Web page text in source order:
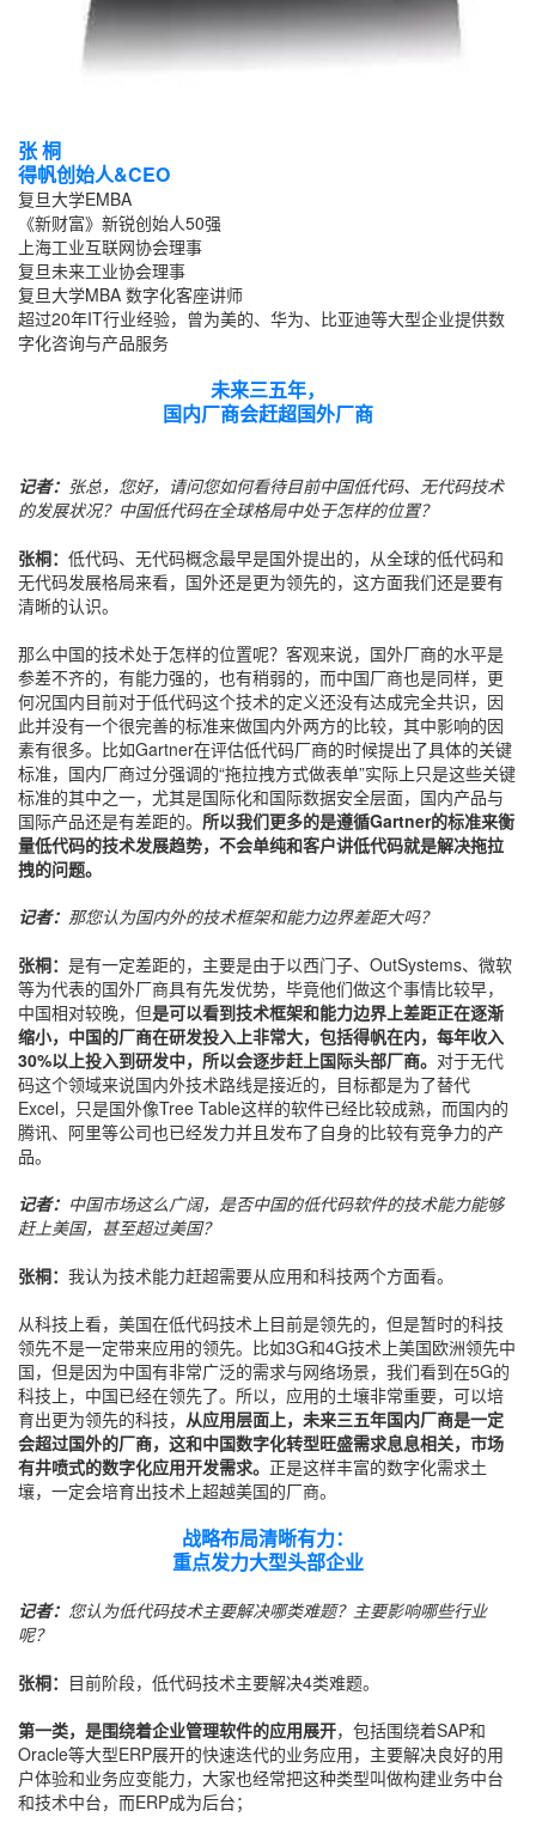
张 桐
得帆创始人&CEO
复旦大学EMBA
《新财富》新锐创始人50强
上海工业互联网协会理事
复旦未来工业协会理事
复旦大学MBA 数字化客座讲师
超过20年IT行业经验，曾为美的、华为、比亚迪等大型企业提供数
字化咨询与产品服务
未来三五年，
国内厂商会赶超国外厂商
记者： 张总，您好，请问您如何看待目前中国低代码、无代码技术
的发展状况？中国低代码在全球格局中处于怎样的位置？
张桐： 低代码、无代码概念最早是国外提出的，从全球的低代码和
无代码发展格局来看，国外还是更为领先的，这方面我们还是要有
清晰的认识。
那么中国的技术处于怎样的位置呢？客观来说，国外厂商的水平是
参差不齐的，有能力强的，也有稍弱的，而中国厂商也是同样，更
何况国内目前对于低代码这个技术的定义还没有达成完全共识，因
此并没有一个很完善的标准来做国内外两方的比较，其中影响的因
素有很多。比如Gartner在评估低代码厂商的时候提出了具体的关键
标准，国内厂商过分强调的“拖拉拽方式做表单”实际上只是这些关键
标准的其中之一，尤其是国际化和国际数据安全层面，国内产品与
国际产品还是有差距的。 所以我们更多的是遵循Gartner的标准来衡
量低代码的技术发展趋势，不会单纯和客户讲低代码就是解决拖拉
拽的问题。
记者： 那您认为国内外的技术框架和能力边界差距大吗？
张桐： 是有一定差距的，主要是由于以西门子、OutSystems、微软
等为代表的国外厂商具有先发优势，毕竟他们做这个事情比较早，
中国相对较晚，但是可以看到技术框架和能力边界上差距正在逐渐
缩小，中国的厂商在研发投入上非常大，包括得帆在内，每年收入
30%以上投入到研发中，所以会逐步赶上国际头部厂商。 对于无代
码这个领域来说国内外技术路线是接近的，目标都是为了替代
Excel，只是国外像Tree Table这样的软件已经比较成熟，而国内的
腾讯、阿里等公司也已经发力并且发布了自身的比较有竞争力的产
品。
记者： 中国市场这么广阔，是否中国的低代码软件的技术能力能够
赶上美国，甚至超过美国？
张桐： 我认为技术能力赶超需要从应用和科技两个方面看。
从科技上看，美国在低代码技术上目前是领先的，但是暂时的科技
领先不是一定带来应用的领先。比如3G和4G技术上美国欧洲领先中
国，但是因为中国有非常广泛的需求与网络场景，我们看到在5G的
科技上，中国已经在领先了。所以，应用的土壤非常重要，可以培
育出更为领先的科技， 从应用层面上，未来三五年国内厂商是一定
会超过国外的厂商，这和中国数字化转型旺盛需求息息相关，市场
有井喷式的数字化应用开发需求。 正是这样丰富的数字化需求土
壤，一定会培育出技术上超越美国的厂商。
战略布局清晰有力：
重点发力大型头部企业
记者： 您认为低代码技术主要解决哪类难题？主要影响哪些行业
呢？
张桐： 目前阶段，低代码技术主要解决4类难题。
第一类，是围绕着企业管理软件的应用展开，包括围绕着SAP和
Oracle等大型ERP展开的快速迭代的业务应用，主要解决良好的用
户体验和业务应变能力，大家也经常把这种类型叫做构建业务中台
和技术中台，而ERP成为后台；